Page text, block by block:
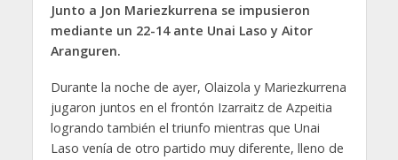
Junto a Jon Mariezkurrena se impusieron
mediante un 22-14 ante Unai Laso y Aitor
Aranguren.
Durante la noche de ayer, Olaizola y Mariezkurrena
jugaron juntos en el frontón Izarraitz de Azpeitia
logrando también el triunfo mientras que Unai
Laso venía de otro partido muy diferente, lleno de